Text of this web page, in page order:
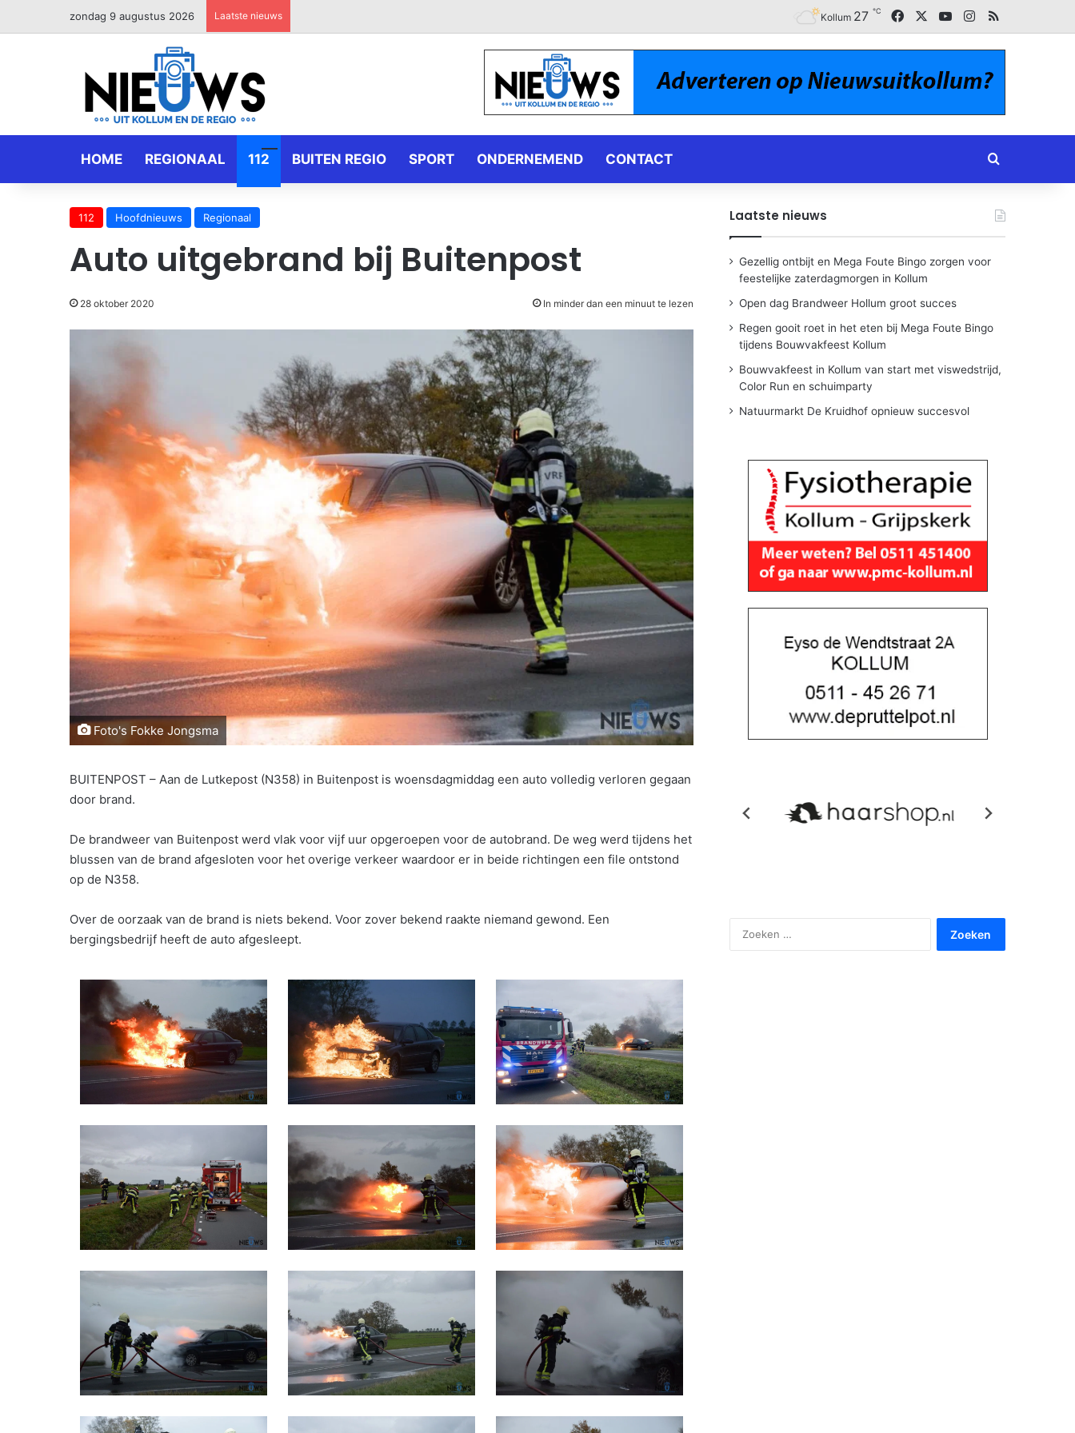
zondag 9 augustus 2026 Laatste nieuws Kollum 27 ℃ FacebookYouTubeInstagram
RSS
HOME REGIONAAL 112 BUITEN REGIO SPORT ONDERNEMEND CONTACT Zoeken naar
112 Hoofdnieuws Regionaal
Auto uitgebrand bij Buitenpost
28 oktober 2020 In minder dan een minuut te lezen
Foto's Fokke Jongsma
BUITENPOST – Aan de Lutkepost (N358) in Buitenpost is woensdagmiddag een auto volledig verloren gegaan
door brand.
De brandweer van Buitenpost werd vlak voor vijf uur opgeroepen voor de autobrand. De weg werd tijdens het
blussen van de brand afgesloten voor het overige verkeer waardoor er in beide richtingen een file ontstond
op de N358.
Over de oorzaak van de brand is niets bekend. Voor zover bekend raakte niemand gewond. Een
bergingsbedrijf heeft de auto afgesleept.
Laatste nieuws
Gezellig ontbijt en Mega Foute Bingo zorgen voor
feestelijke zaterdagmorgen in Kollum
Open dag Brandweer Hollum groot succes
Regen gooit roet in het eten bij Mega Foute Bingo
tijdens Bouwvakfeest Kollum
Bouwvakfeest in Kollum van start met viswedstrijd,
Color Run en schuimparty
Natuurmarkt De Kruidhof opnieuw succesvol
naar: